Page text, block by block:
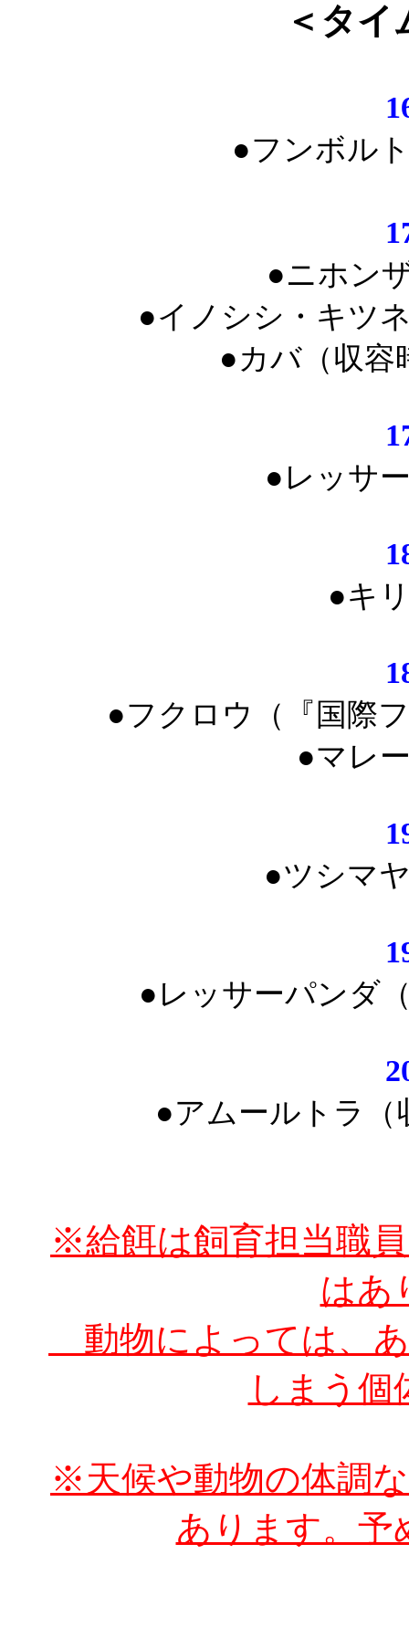
＜タイ
●フンボル
●ニホン
●イノシシ・キツ
●カバ（収容
●レッサ
●キ
●フクロウ（『国際
●マレ
●ツシマ
●レッサーパンダ
●アムールトラ（
※給餌は飼育担当職
はあ
動物によっては、
しまう個
※天候や動物の体調
あります。予